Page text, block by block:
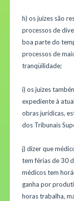
h) os juízes são
processos de
boa parte do
processos de
tranqüilidade;
i) os juízes
expediente à
obras jurídicas,
dos Tribunais
j) dizer que
tem férias de 30
médicos tem
ganha por
horas trabalha,